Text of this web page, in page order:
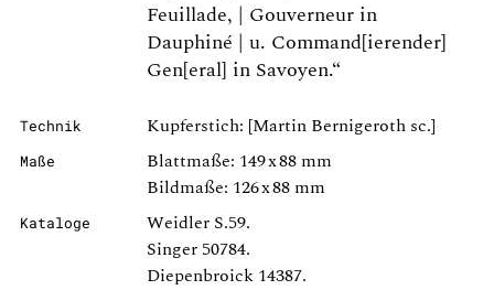
Feuillade, | Gouverneur in
Dauphiné | u. Command[ierender]
Gen[eral] in Savoyen.“
Technik Kupferstich: [Martin Bernigeroth sc.]
Maße
Blattmaße: 149 x 88 mm
Bildmaße: 126 x 88 mm
Kataloge
Weidler S.59.
Singer 50784.
Diepenbroick 14387.